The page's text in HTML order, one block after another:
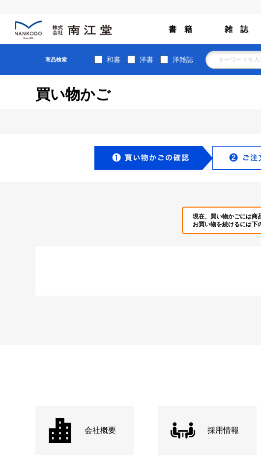
書 籍 雑 誌
商品検索 和書 洋書 洋雑誌
買い物かご
現在、買い物かごには商
お買い物を続けるには下
会社概要 採用情報